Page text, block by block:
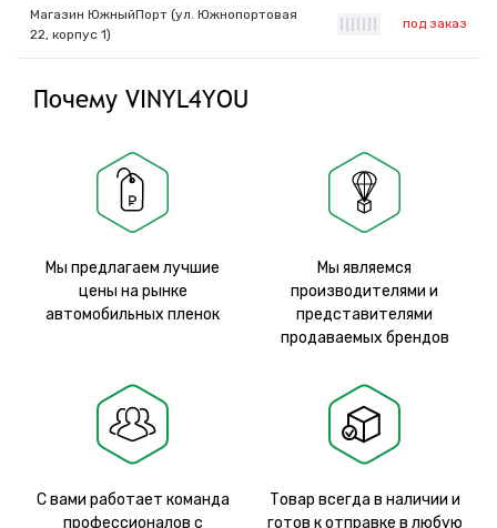
Магазин ЮжныйПорт (ул. Южнопортовая
22, корпус 1)
под заказ
Почему VINYL4YOU
Мы предлагаем лучшие
цены на рынке
автомобильных пленок
Мы являемся
производителями и
представителями
продаваемых брендов
С вами работает команда
профессионалов с
Товар всегда в наличии и
готов к отправке в любую